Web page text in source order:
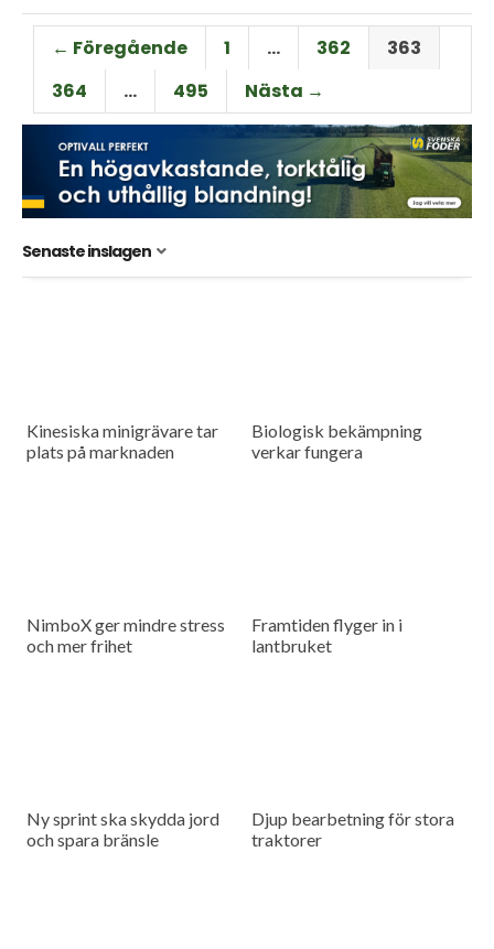
som har haft ett minst sagt
ovanligt år. I
äppelodlingarna...
får vi vänta med att se hur
stor ekonomisk påverkan...
← Föregående 1 … 362
363
364
… 495 Nästa →
Senaste inslagen
Kinesiska minigrävare tar
plats på marknaden
Biologisk bekämpning
verkar fungera
NimboX ger mindre stress
och mer frihet
Framtiden flyger in i
lantbruket
Ny sprint ska skydda jord
och spara bränsle
Djup bearbetning för stora
traktorer